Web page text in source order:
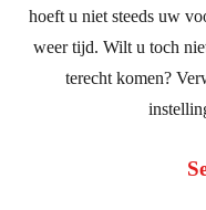
hoeft u niet steeds uw
weer tijd. Wilt u toch
terecht komen?